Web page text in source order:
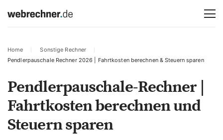
Home
Sonstige Rechner
Pendlerpauschale Rechner 2026 | Fahrtkosten berechnen & Steuern sparen
Pendlerpauschale-Rechner |
Fahrtkosten berechnen und
Steuern sparen